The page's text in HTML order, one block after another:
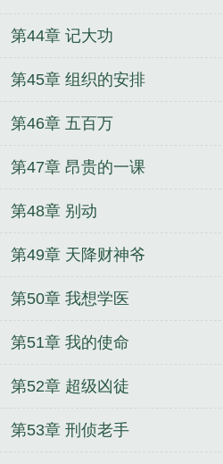
第44章 记大功
第45章 组织的安排
第46章 五百万
第47章 昂贵的一课
第48章 别动
第49章 天降财神爷
第50章 我想学医
第51章 我的使命
第52章 超级凶徒
第53章 刑侦老手